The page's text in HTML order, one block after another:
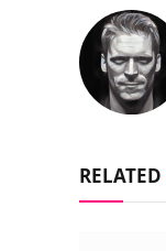
RELATED